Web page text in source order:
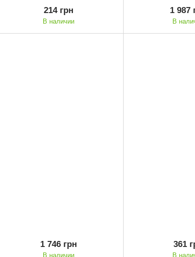
214 грн
В наличии
1 987
В
1 746 грн
В наличии
361
В